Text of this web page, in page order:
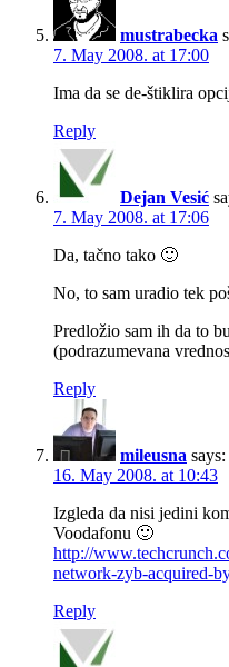
mustrabecka
7. May 2008. at 17:00
Ima da se de-štiklira
Reply
Dejan Vesić
7. May 2008. at 17:06
Da, tačno tako 🙂
No, to sam uradio tek
Predložio sam ih da to
(podrazumevana
Reply
mileusna says:
16. May 2008. at 10:43
Izgleda da nisi jedini
Voodafonu 🙂
http://
network-zyb-acquired-
Reply